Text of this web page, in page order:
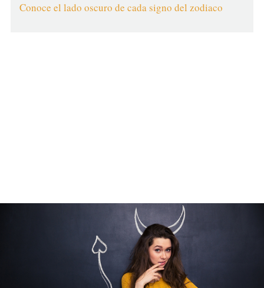
Conoce el lado oscuro de cada signo del zodiaco